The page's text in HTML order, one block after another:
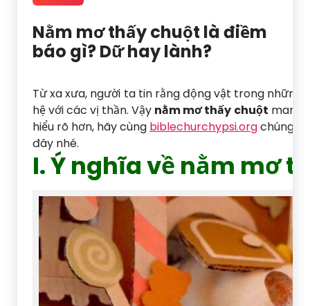
Nằm mơ thấy chuột là điềm
báo gì? Dữ hay lành?
Từ xa xưa, người ta tin rằng động vật trong những
hệ với các vị thần. Vậy nằm mơ thấy chuột mang
hiểu rõ hơn, hãy cùng biblechurchypsi.orgchúng
đây nhé.
I. Ý nghĩa về nằm mơ